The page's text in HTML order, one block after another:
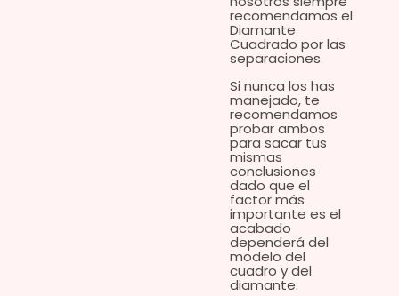
recomendamos el
Diamante
Cuadrado por las
separaciones.
Si nunca los has
manejado, te
recomendamos
probar ambos
para sacar tus
mismas
conclusiones
dado que el
factor más
importante es el
acabado
dependerá del
modelo del
cuadro y del
diamante.